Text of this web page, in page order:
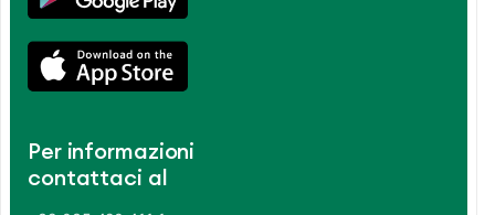
Per informazioni
contattaci al